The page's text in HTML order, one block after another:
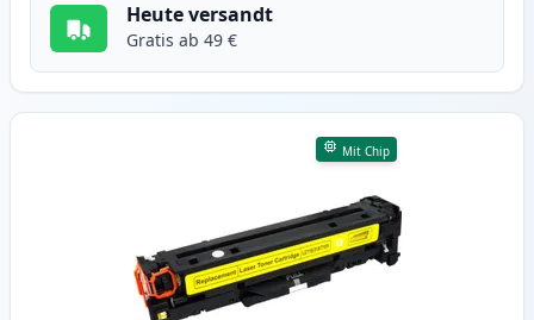
Heute versandt
Gratis ab 49 €
Mit Chip